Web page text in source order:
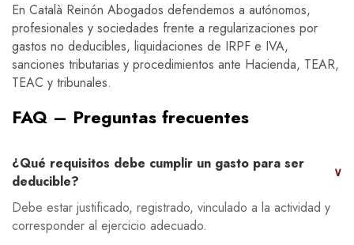
En Català Reinón Abogados defendemos a autónomos,
profesionales y sociedades frente a regularizaciones por
gastos no deducibles, liquidaciones de IRPF e IVA,
sanciones tributarias y procedimientos ante Hacienda, TEAR,
TEAC y tribunales.
FAQ – Preguntas frecuentes
¿Qué requisitos debe cumplir un gasto para ser
deducible?
∨
Debe estar justificado, registrado, vinculado a la actividad y
corresponder al ejercicio adecuado.